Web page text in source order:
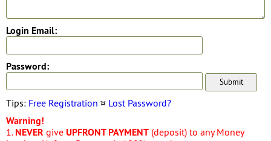
Login Email:
Password:
Tips: Free Registration ¤ Lost Password?
Warning!
1. NEVER give UPFRONT PAYMENT (deposit) to any Money